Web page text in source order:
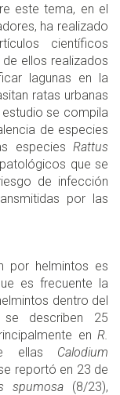
este tema, en el
ha realizado
científicos
ellos realizados
lagunas en la
ratas urbanas
se compila
de especies
especies Rattus
que se
de infección
por las
por helmintos es
es frecuente la
dentro del
describen 25
en R.
ellas Calodium
reportó en 23 de
spumosa (8/23),